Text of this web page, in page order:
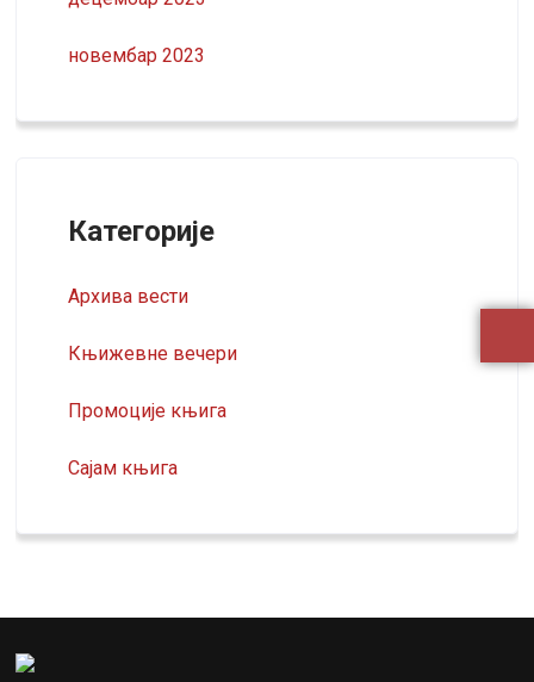
новембар 2023
Категорије
Архива вести
Књижевне вечери
Промоције књига
Сајам књига